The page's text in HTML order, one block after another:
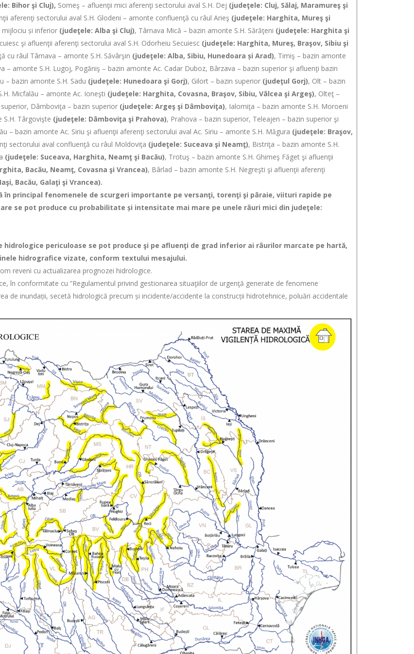
Bihor şi Cluj), Someş – afluenţii mici aferenţi sectorului aval S.H. Dej (judeţele: Cluj, Sălaj, Maramureş şi
aferenţi sectorului aval S.H. Glodeni – amonte confluenţă cu râul Arieş (judeţele: Harghita, Mureş şi
mijlociu și inferior (judeţele: Alba şi Cluj), Târnava Mică – bazin amonte S.H. Sărăţeni (judeţele: Harghita şi
şi afluenţii aferenţi sectorului aval S.H. Odorheiu Secuiesc (judeţele: Harghita, Mureş, Braşov, Sibiu şi
cu râul Târnava – amonte S.H. Săvârşin (judeţele: Alba, Sibiu, Hunedoara și Arad), Timiş – bazin amonte
– amonte S.H. Lugoj, Pogăniş – bazin amonte Ac. Cadar Duboz, Bârzava – bazin superior şi afluenţi bazin
– bazin amonte S.H. Sadu (judeţele: Hunedoara şi Gorj), Gilort – bazin superior (judeţul Gorj), Olt – bazin
Micfalău – amonte Ac. Ioneşti (judeţele: Harghita, Covasna, Braşov, Sibiu, Vâlcea şi Argeş), Olteţ –
Dâmboviţa – bazin superior (judeţele: Argeş şi Dâmboviţa), Ialomiţa – bazin amonte S.H. Moroeni
Târgovişte (judeţele: Dâmboviţa şi Prahova), Prahova – bazin superior, Teleajen – bazin superior şi
– bazin amonte Ac. Siriu şi afluenţii aferenţi sectorului aval Ac. Siriu – amonte S.H. Măgura (judeţele: Braşov,
sectorului aval confluenţă cu râul Moldoviţa (judeţele: Suceava şi Neamţ), Bistriţa – bazin amonte S.H.
(judeţele: Suceava, Harghita, Neamţ şi Bacău), Trotuş – bazin amonte S.H. Ghimeş Făget şi afluenţii
Bacău, Neamţ, Covasna şi Vrancea), Bârlad – bazin amonte S.H. Negreşti şi afluenţii aferenţi
Bacău, Galaţi şi Vrancea).
fenomenele de scurgeri importante pe versanţi, torenţi şi pâraie, viituri rapide pe
se pot produce cu probabilitate și intensitate mai mare pe unele râuri mici din judeţele:
se pot produce şi pe afluenţi de grad inferior ai râurilor marcate pe hartă,
hidrografice vizate, conform textului mesajului.
reveni cu actualizarea prognozei hidrologice.
în conformitate cu ”Regulamentul privind gestionarea situaţiilor de urgenţă generate de fenomene
de inundații, secetă hidrologică precum și incidente/accidente la construcții hidrotehnice, poluări accidentale